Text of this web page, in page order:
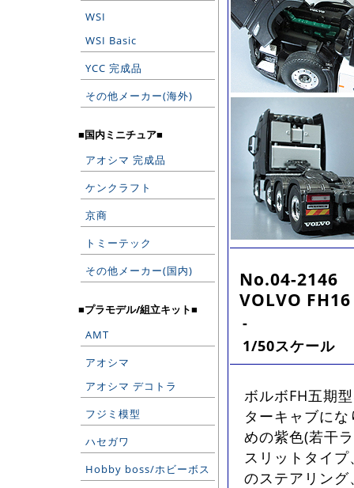
WSI
WSI Basic
YCC 完成品
その他メーカー(海外)
■国内ミニチュア■
アオシマ 完成品
ケンクラフト
京商
トミーテック
その他メーカー(国内)
■プラモデル/組立キット■
AMT
アオシマ
アオシマ デコトラ
フジミ模型
ハセガワ
Hobby boss/ホビーボス
No.04-2146
VOLVO
-
1/50スケール
ボルボFH五期
ターキャブに
めの紫色(若干
スリットタイ
のステアリン